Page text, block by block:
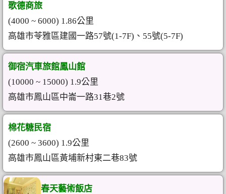
歌德商旅
(4000 ~ 6000) 1.86公里
高雄市苓雅區建國一路57號(1-7F)、55號(5-7F)
御宿汽車旅館鳳山館
(10000 ~ 15000) 1.9公里
高雄市鳳山區中崙一路31巷2號
棉花糖民宿
(2600 ~ 3600) 1.9公里
高雄市鳳山區黃埔新村東二巷83號
春天藝術飯店